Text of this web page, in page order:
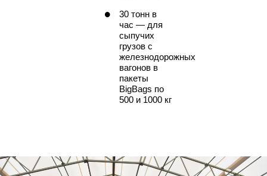
30 тонн в
час — для
сыпучих
грузов с
железнодорожных
вагонов в
пакеты
BigBags по
500 и 1000 кг